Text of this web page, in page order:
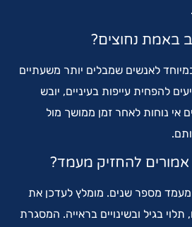
נחוצים?
לאנשים שמבלים יותר משעתיים
להפחית עייפות בעיניים, יובש
אי נוחות לאחר זמן ממושך מול
להחזיק מעמד?
מעמד מספר שנים. מומלץ לעדכן את
בגיל ובשינויים בראייה. המסגרת